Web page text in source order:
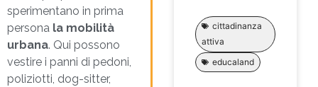
sperimentano in prima
persona la mobilità
urbana. Qui possono
vestire i panni di pedoni,
poliziotti, dog-sitter,
cittadinanza
attiva
educaland